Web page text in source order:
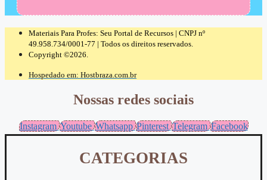
Materiais Para Profes: Seu Portal de Recursos | CNPJ nº
49.958.734/0001-77 | Todos os direitos reservados.
Copyright ©2026.
Hospedado em: Hostbraza.com.br
Nossas redes sociais
Instagram Youtube Whatsapp Pinterest Telegram Facebook
CATEGORIAS